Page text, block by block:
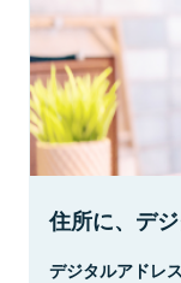
住所に、デ
デジタルアドレ